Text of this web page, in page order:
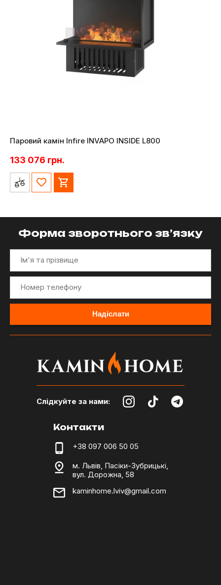
Паровий камін Infire INVAPO INSIDE L800
133 076 грн.
Форма зворотнього зв’язку
Слідкуйте за нами:
Контакти
+38 097 006 50 05
м. Львів, Пасіки-Зубрицькі,
вул. Дорожна, 58
kaminhome.lviv@gmail.com